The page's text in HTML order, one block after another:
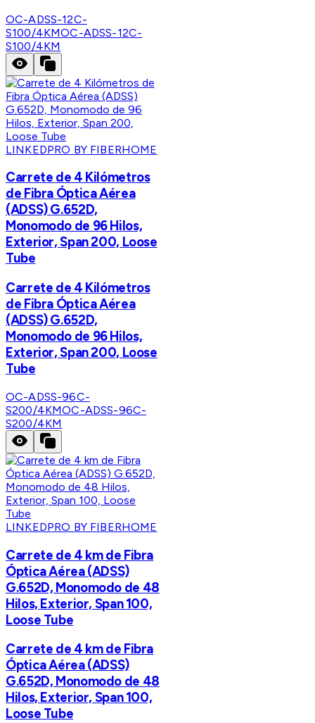
OC-ADSS-12C-
S100/4KMOC-ADSS-12C-
S100/4KM
LINKEDPRO BY FIBERHOME
Carrete de 4 Kilómetros
de Fibra Óptica Aérea
(ADSS) G.652D,
Monomodo de 96 Hilos,
Exterior, Span 200, Loose
Tube
Carrete de 4 Kilómetros
de Fibra Óptica Aérea
(ADSS) G.652D,
Monomodo de 96 Hilos,
Exterior, Span 200, Loose
Tube
OC-ADSS-96C-
S200/4KMOC-ADSS-96C-
S200/4KM
LINKEDPRO BY FIBERHOME
Carrete de 4 km de Fibra
Óptica Aérea (ADSS)
G.652D, Monomodo de 48
Hilos, Exterior, Span 100,
Loose Tube
Carrete de 4 km de Fibra
Óptica Aérea (ADSS)
G.652D, Monomodo de 48
Hilos, Exterior, Span 100,
Loose Tube